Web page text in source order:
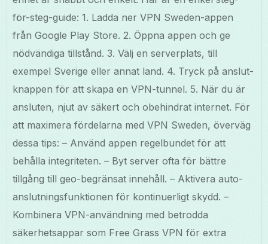
för-steg-guide: 1. Ladda ner VPN Sweden-appen
från Google Play Store. 2. Öppna appen och ge
nödvändiga tillstånd. 3. Välj en serverplats, till
exempel Sverige eller annat land. 4. Tryck på anslut-
knappen för att skapa en VPN-tunnel. 5. När du är
ansluten, njut av säkert och obehindrat internet. För
att maximera fördelarna med VPN Sweden, överväg
dessa tips: – Använd appen regelbundet för att
behålla integriteten. – Byt server ofta för bättre
tillgång till geo-begränsat innehåll. – Aktivera auto-
anslutningsfunktionen för kontinuerligt skydd. –
Kombinera VPN-användning med betrodda
säkerhetsappar som Free Grass VPN för extra